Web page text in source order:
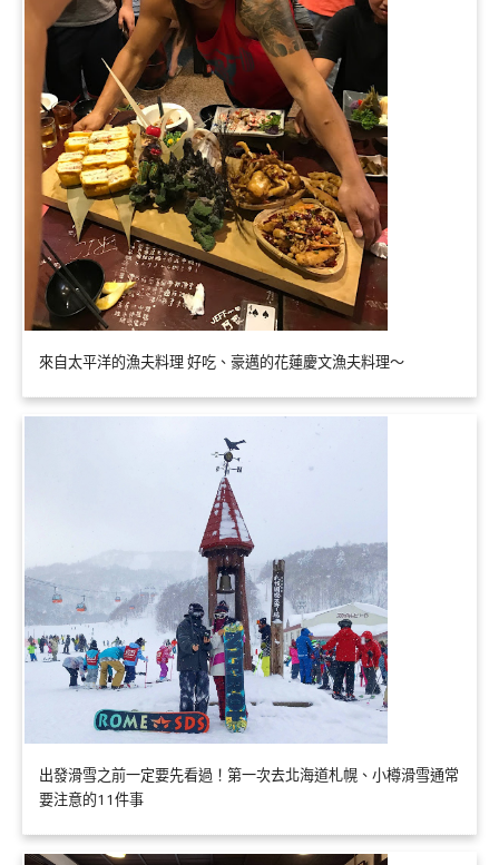
來自太平洋的漁夫料理 好吃、豪邁的花蓮慶文漁夫料理～
出發滑雪之前一定要先看過！第一次去北海道札幌、小樽滑雪通常
要注意的11件事